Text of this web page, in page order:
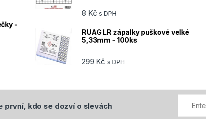
-
8 Kč s DPH
RUAG LR zápalky puškové velké
5,33mm - 100ks
299 Kč s DPH
první, kdo se dozví o slevách